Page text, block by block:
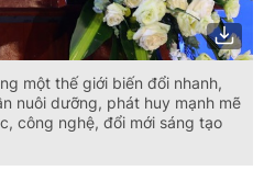
một thế giới biến đổi nhanh,
nuôi dưỡng, phát huy mạnh mẽ
công nghệ, đổi mới sáng tạo